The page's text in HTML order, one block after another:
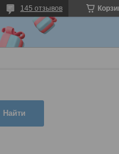
145 отзывов
Найти